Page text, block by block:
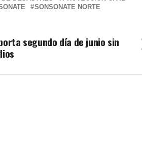
SONSONATE NORTE
segundo día de junio sin